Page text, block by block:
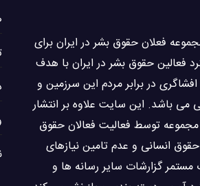
فعلان حقوق بشر در ایران برای
فعالین حقوق بشر در ایران با هدف
در برابر مردم این سرزمین و
می باشد. این سایت علاوه بر انتشار
توسط فعاليت فعالان حقوق
انسانی و عدم تامین نیازهای
مستمر گزارشات سایر رسانه ها و